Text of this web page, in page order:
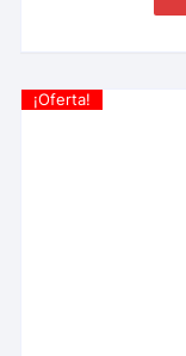
¡Oferta!